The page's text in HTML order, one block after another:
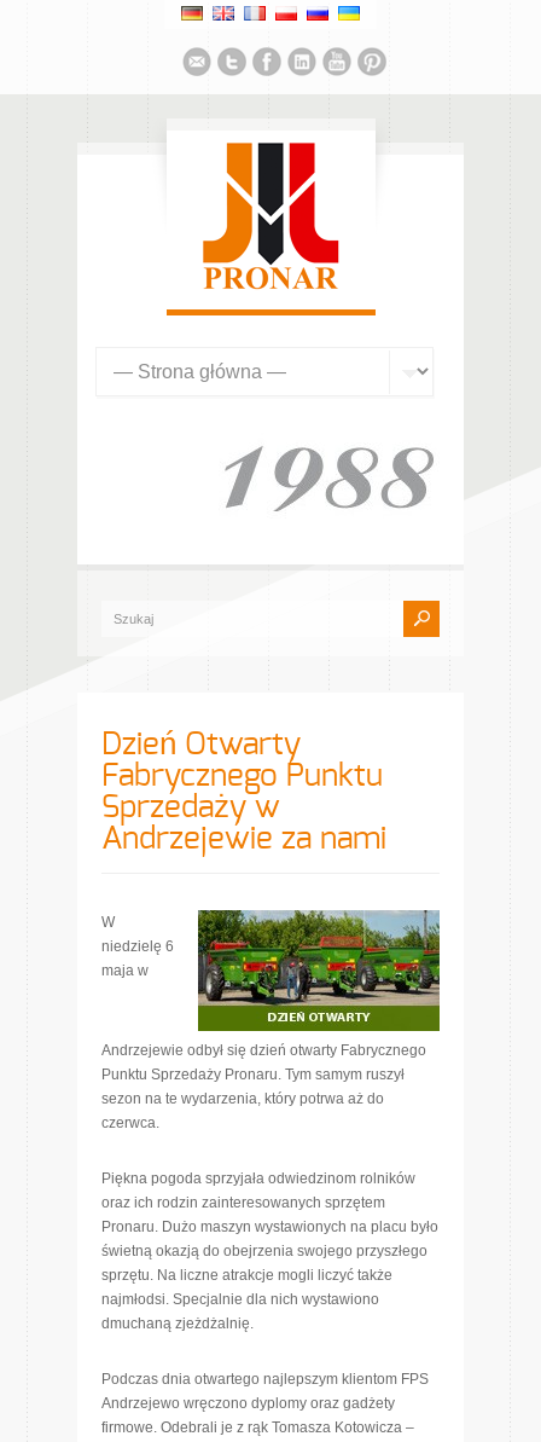
Dzień Otwarty
Fabrycznego Punktu
Sprzedaży w
Andrzejewie za nami
W
niedzielę 6
maja w
Andrzejewie odbył się dzień otwarty Fabrycznego
Punktu Sprzedaży Pronaru. Tym samym ruszył
sezon na te wydarzenia, który potrwa aż do
czerwca.
Piękna pogoda sprzyjała odwiedzinom rolników
oraz ich rodzin zainteresowanych sprzętem
Pronaru. Dużo maszyn wystawionych na placu było
świetną okazją do obejrzenia swojego przyszłego
sprzętu. Na liczne atrakcje mogli liczyć także
najmłodsi. Specjalnie dla nich wystawiono
dmuchaną zjeżdżalnię.
Podczas dnia otwartego najlepszym klientom FPS
Andrzejewo wręczono dyplomy oraz gadżety
firmowe. Odebrali je z rąk Tomasza Kotowicza –